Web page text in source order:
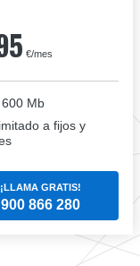
€/mes
Mb
a fijos y
¡LLAMA GRATIS!
900 866 280